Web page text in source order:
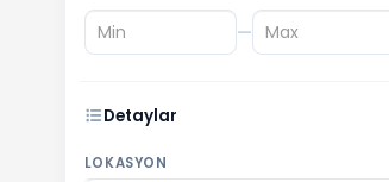
—
Detaylar
LOKASYON